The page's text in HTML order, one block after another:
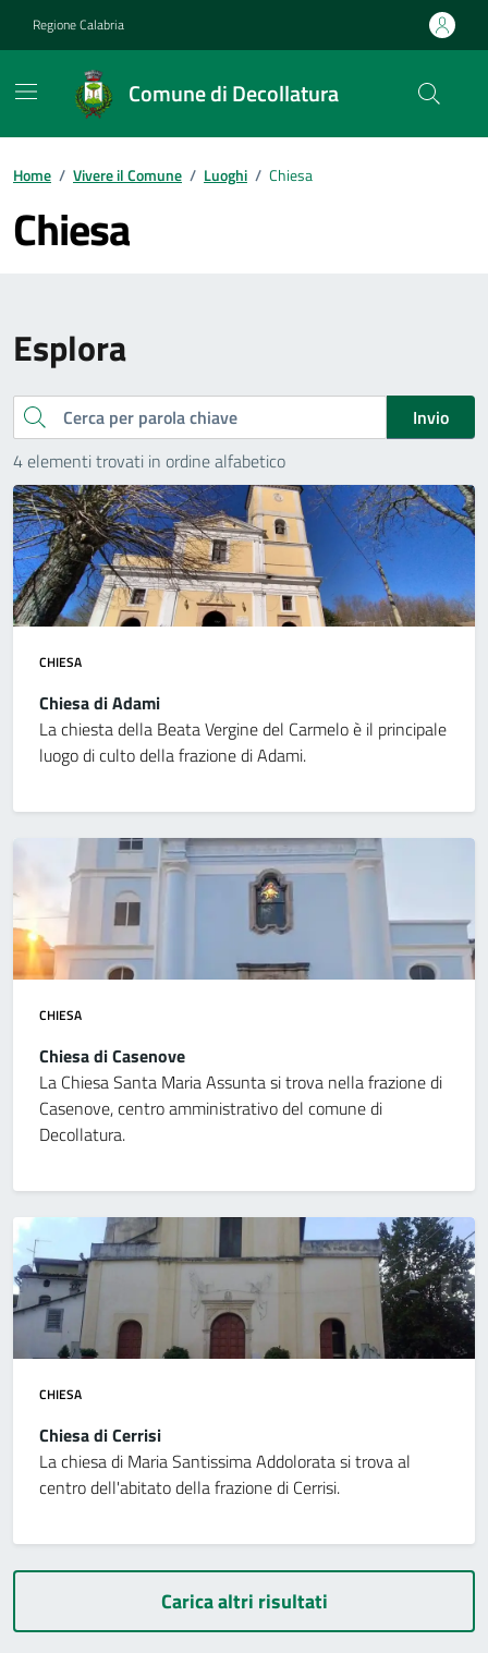
Regione Calabria
Comune di Decollatura
Home / Vivere il Comune / Luoghi / Chiesa
Chiesa
Esplora
Cerca
Invio
4 elementi trovati in ordine alfabetico
CHIESA
Chiesa di Adami
La chiesta della Beata Vergine del Carmelo è il principale
luogo di culto della frazione di Adami.
CHIESA
Chiesa di Casenove
La Chiesa Santa Maria Assunta si trova nella frazione di
Casenove, centro amministrativo del comune di
Decollatura.
CHIESA
Chiesa di Cerrisi
La chiesa di Maria Santissima Addolorata si trova al
centro dell'abitato della frazione di Cerrisi.
Carica altri risultati